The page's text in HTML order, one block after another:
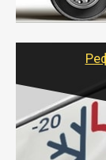
- Тайгер
для
Газель